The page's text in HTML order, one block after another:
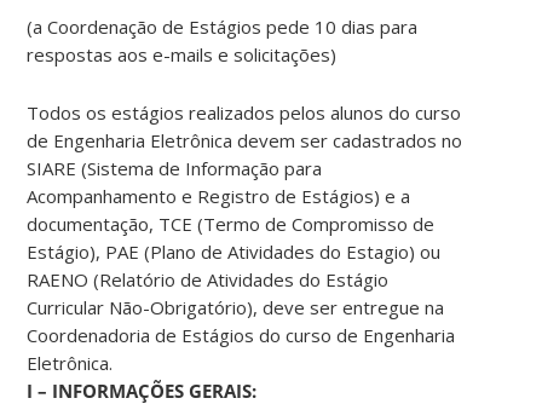
(a Coordenação de Estágios pede 10 dias para
respostas aos e-mails e solicitações)
Todos os estágios realizados pelos alunos do curso
de Engenharia Eletrônica devem ser cadastrados no
SIARE (Sistema de Informação para
Acompanhamento e Registro de Estágios) e a
documentação, TCE (Termo de Compromisso de
Estágio), PAE (Plano de Atividades do Estagio) ou
RAENO (Relatório de Atividades do Estágio
Curricular Não-Obrigatório), deve ser entregue na
Coordenadoria de Estágios do curso de Engenharia
Eletrônica.
I – INFORMAÇÕES GERAIS: